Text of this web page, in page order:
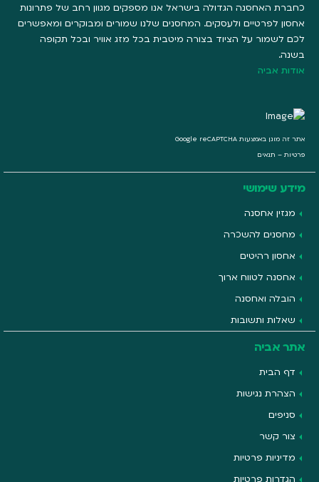
כחברת האחסנה הגדולה בישראל אנו מספקים מגוון רחב של פתרונות
אחסון לפרטיים ולעסקים. המחסנים שלנו שמורים ומבוקרים ומאפשרים
לכם לשמור על הציוד בצורה מיטבית בכל מזג אוויר ובכל תקופה
בשנה.
אודות אביה
אתר זה מוגן באמצעות Google reCAPTCHA
פרטיות – תנאים
מידע שימושי
מגזין אחסנה
מחסנים להשכרה
אחסון רהיטים
אחסנה לטווח ארוך
הובלה ואחסנה
שאלות ותשובות
אתר אביה
דף הבית
הצהרת נגישות
סניפים
צור קשר
מדיניות פרטיות
הגדרות פרטיות